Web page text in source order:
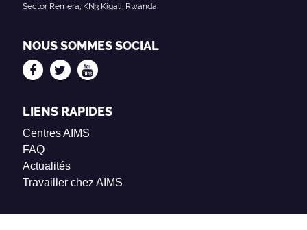
Sector Remera, KN3 Kigali, Rwanda
NOUS SOMMES SOCIAL
LIENS RAPIDES
Centres AIMS
FAQ
Actualités
Travailler chez AIMS